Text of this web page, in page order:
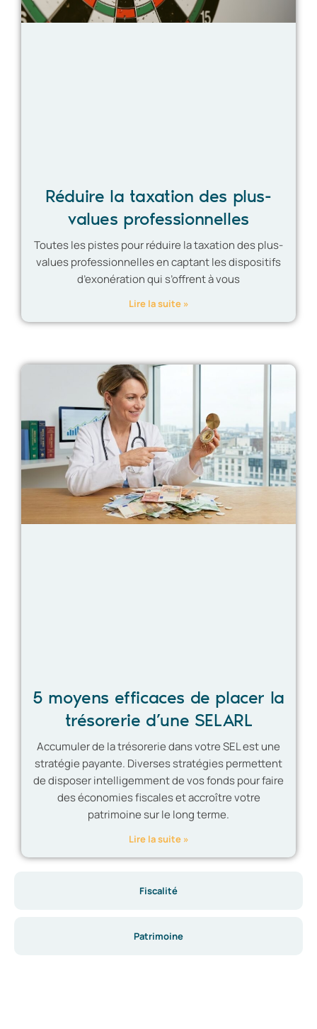
Fiscalité
Patrimoine
Réduire la taxation des plus-
values professionnelles
Toutes les pistes pour réduire la taxation des plus-
values professionnelles en captant les dispositifs
d’exonération qui s’offrent à vous
Lire la suite »
5 moyens efficaces de placer la
trésorerie d’une SELARL
Accumuler de la trésorerie dans votre SEL est une
stratégie payante. Diverses stratégies permettent
de disposer intelligemment de vos fonds pour faire
des économies fiscales et accroître votre
patrimoine sur le long terme.
Lire la suite »